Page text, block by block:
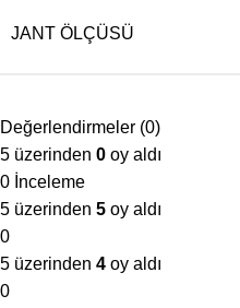
JANT ÖLÇÜSÜ
Değerlendirmeler (0)
5 üzerinden 0 oy aldı
0 İnceleme
5 üzerinden 5 oy aldı
0
5 üzerinden 4 oy aldı
0